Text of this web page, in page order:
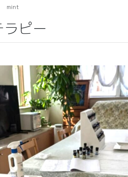
mint
ピー